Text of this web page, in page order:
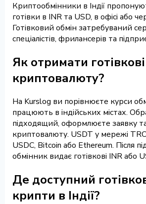
Криптообмінники в Індії
готівки в INR та USD, в офісі або
Готівковий обмін затребуваний
спеціалістів, фрилансерів та
Як отримати готівкові
криптовалюту?
На Kurslog ви порівнюєте курси
працюють в індійських містах.
підходящий, оформлюєте заявку
криптовалюту. USDT у мережі
USDC, Bitcoin або Ethereum. Після
обмінник видає готівкові INR або
Де доступний
крипти в Індії?